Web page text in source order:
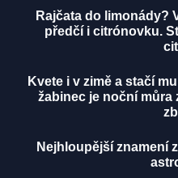
Rajčata do limonády?
předčí i citrónovku.
Kvete i v zimě a stačí
žabinec je noční můra
Nejhloupější znamení